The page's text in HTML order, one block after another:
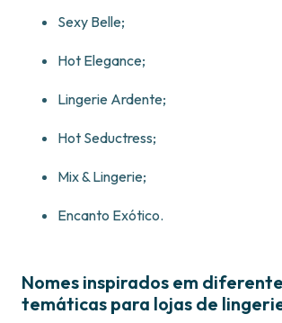
Sexy Belle;
Hot Elegance;
Lingerie Ardente;
Hot Seductress;
Mix & Lingerie;
Encanto Exótico.
Nomes inspirados em
temáticas para lojas de